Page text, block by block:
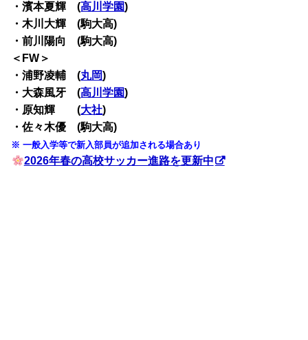
・濱本夏輝 (高川学園)
・木川大輝 (駒大高)
・前川陽向 (駒大高)
＜FW＞
・浦野凌輔 (丸岡)
・大森風牙 (高川学園)
・原知輝 (大社)
・佐々木優 (駒大高)
※ 一般入学等で新入部員が追加される場合あり
2026年春の高校サッカー進路を更新中